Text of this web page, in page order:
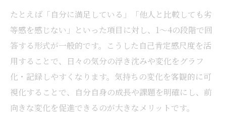
たとえば「自分に満足している」「他人と比較しても劣
等感を感じない」といった項目に対し、1～4の段階で回
答する形式が一般的です。こうした自己肯定感尺度を活
用することで、日々の気分の浮き沈みや変化をグラフ
化・記録しやすくなります。気持ちの変化を客観的に可
視化することで、自分自身の成長や課題を明確にし、前
向きな変化を促進できるのが大きなメリットです。